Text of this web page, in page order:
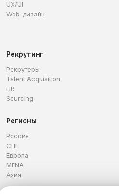
UX/UI
Web-дизайн
Рекрутинг
Рекрутеры
Talent Acquisition
HR
Sourcing
Регионы
Россия
СНГ
Европа
MENA
Азия